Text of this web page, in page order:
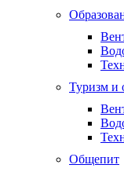
Туризм и
Общепит